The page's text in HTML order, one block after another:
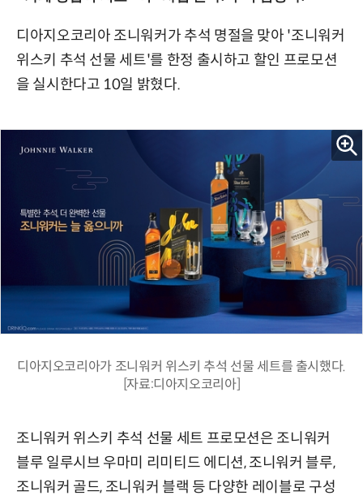
디아지오코리아 조니워커가 추석 명절을 맞아 '조니워커
위스키 추석 선물 세트'를 한정 출시하고 할인 프로모션
을 실시한다고 10일 밝혔다.
디아지오코리아가 조니워커 위스키 추석 선물 세트를 출시했다.
[자료:디아지오코리아]
조니워커 위스키 추석 선물 세트 프로모션은 조니워커
블루 일루시브 우마미 리미티드 에디션, 조니워커 블루,
조니워커 골드, 조니워커 블랙 등 다양한 레이블로 구성